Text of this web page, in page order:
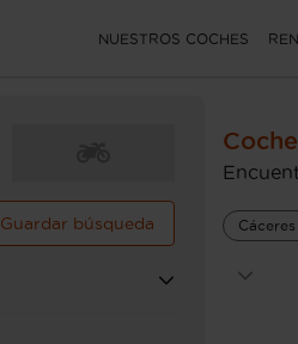
NUESTROS COCHES
Guardar búsqueda Cáceres